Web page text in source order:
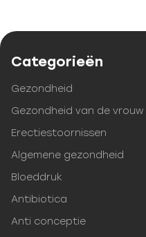
Categorieën
Gezondheid
Gezondheid van de vrouw
Erectiestoornissen
Algemene gezondheid
Bloeddruk
Antibiotica
Anti conceptie